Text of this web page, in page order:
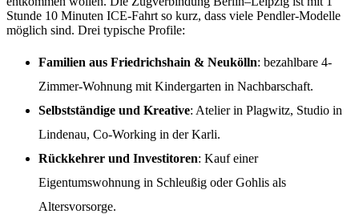
Stunde 10 Minuten ICE-Fahrt so kurz, dass viele Pendler-Modelle
möglich sind. Drei typische Profile:
Familien aus Friedrichshain & Neukölln: bezahlbare 4-
Zimmer-Wohnung mit Kindergarten in Nachbarschaft.
Selbstständige und Kreative: Atelier in Plagwitz, Studio in
Lindenau, Co-Working in der Karli.
Rückkehrer und Investitoren: Kauf einer
Eigentumswohnung in Schleußig oder Gohlis als
Altersvorsorge.